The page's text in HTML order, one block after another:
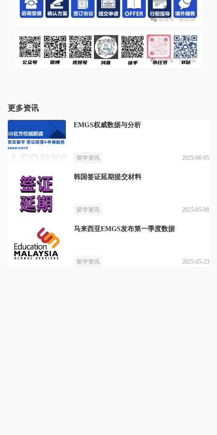
更多资讯
EMGS权威数据与分析
留学资讯 2025-06-05
韩国签证延期提交材料
留学资讯 2025-05-08
马来西亚EMGS发布第一季度数据
留学资讯 2025-05-23